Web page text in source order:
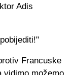
Adis
Francuske
vidimo možemo